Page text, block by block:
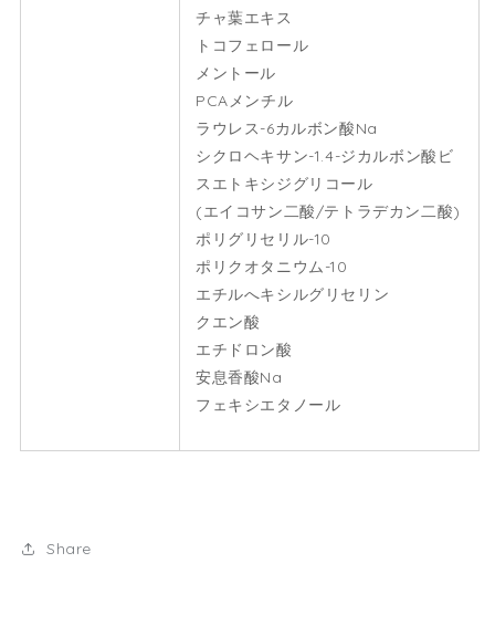
チャ葉エキス
トコフェロール
メントール
PCAメンチル
ラウレス-6カルボン酸Na
シクロヘキサン-1.4-ジカルボン酸ビ
スエトキシジグリコール
(エイコサン二酸/テトラデカン二酸)
ポリグリセリル-10
ポリクオタニウム-10
エチルへキシルグリセリン
クエン酸
エチドロン酸
安息香酸Na
フェキシエタノール
Share